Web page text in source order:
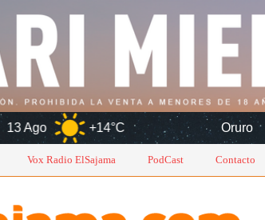
+14°C Oruro
Vox Radio ElSajama PodCast Contacto